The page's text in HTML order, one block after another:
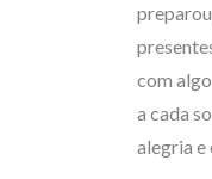
com
a cada
alegria e